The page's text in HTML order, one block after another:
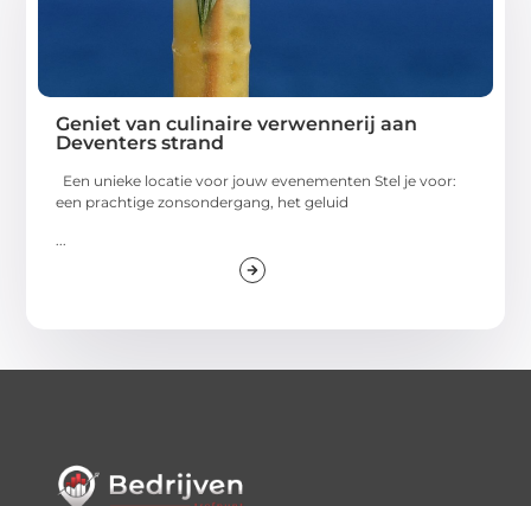
Geniet van culinaire verwennerij aan
Deventers strand
Een unieke locatie voor jouw evenementen Stel je voor:
een prachtige zonsondergang, het geluid